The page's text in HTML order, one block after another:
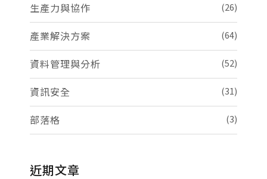
生產力與協作 (26)
產業解決方案 (64)
資料管理與分析 (52)
資訊安全 (31)
部落格 (3)
近期文章